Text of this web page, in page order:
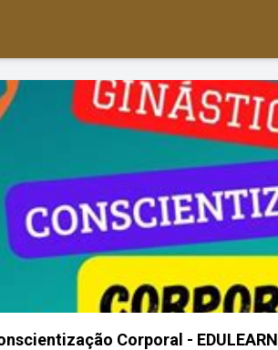
Corporal - EDULEARN